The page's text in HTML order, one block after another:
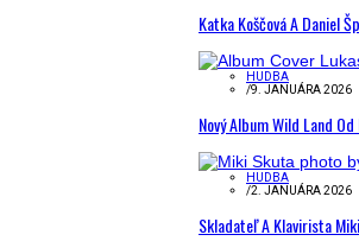
Katka Koščová A Daniel
HUDBA
/9. JANUÁRA 2026
Nový Album Wild Land
HUDBA
/2. JANUÁRA 2026
Skladateľ A Klavirista